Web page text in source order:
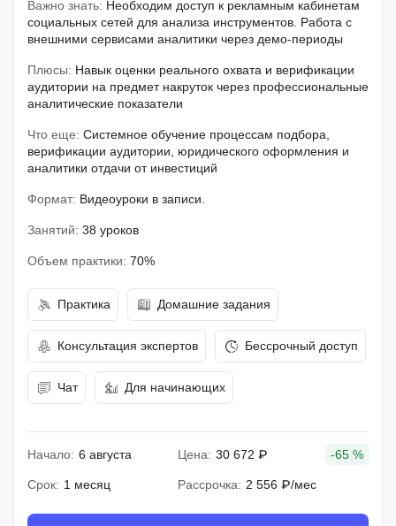
Важно знать: Необходим доступ к рекламным кабинетам
социальных сетей для анализа инструментов. Работа с
внешними сервисами аналитики через демо-периоды
Плюсы: Навык оценки реального охвата и верификации
аудитории на предмет накруток через профессиональные
аналитические показатели
Что еще: Системное обучение процессам подбора,
верификации аудитории, юридического оформления и
аналитики отдачи от инвестиций
Формат: Видеоуроки в записи.
Занятий: 38 уроков
Объем практики: 70%
Практика Домашние задания
Консультация экспертов Бессрочный доступ
Чат Для начинающих
Начало: 6 августа Цена: 30 672 ₽ -65 %
Срок: 1 месяц Рассрочка: 2 556 ₽/мес